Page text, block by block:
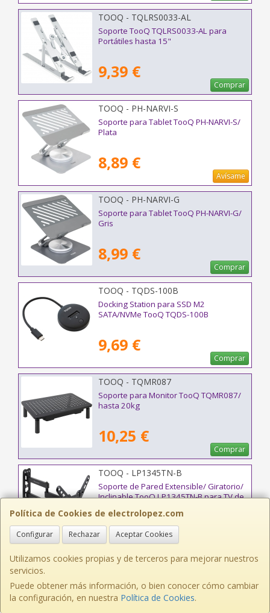
TOOQ - TQLRS0033-AL
Soporte TooQ TQLRS0033-AL para
Portátiles hasta 15"
9,39 €
Comprar
TOOQ - PH-NARVI-S
Soporte para Tablet TooQ PH-NARVI-S/
Plata
8,89 €
Avísame
TOOQ - PH-NARVI-G
Soporte para Tablet TooQ PH-NARVI-G/
Gris
8,99 €
Comprar
TOOQ - TQDS-100B
Docking Station para SSD M2
SATA/NVMe TooQ TQDS-100B
9,69 €
Comprar
TOOQ - TQMR087
Soporte para Monitor TooQ TQMR087/
hasta 20kg
10,25 €
Comprar
TOOQ - LP1345TN-B
Soporte de Pared Extensible/ Giratorio/
Inclinable TooQ LP1345TN-B para TV de
13,99 €
TOOQ - TQE-2202BR
TQE-2202BR/ USB 3.1 Gen1/ Sin tornillos
Política de Cookies de electrolopez.com
Configurar Rechazar Aceptar Cookies
Utilizamos cookies propias y de terceros para mejorar nuestros
servicios.
Puede obtener más información, o bien conocer cómo cambiar
la configuración, en nuestra Política de Cookies.